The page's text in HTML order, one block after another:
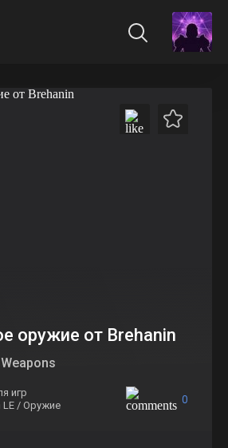
оружие от Brehanin
игр
/ Оружие 0